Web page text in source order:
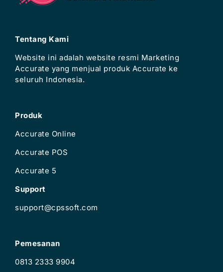
Tentang Kami
Website ini adalah website resmi Marketing
Accurate yang menjual produk Accurate ke
seluruh Indonesia.
Produk
Accurate Online
Accurate POS
Accurate 5
Support
support@cpssoft.com
Pemesanan
0813 2333 9904